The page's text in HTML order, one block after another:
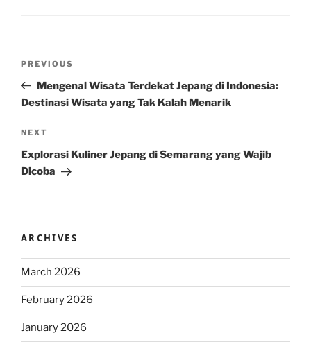
Previous
Post
PREVIOUS
Mengenal Wisata Terdekat Jepang di Indonesia:
Destinasi Wisata yang Tak Kalah Menarik
Next
Post
NEXT
Explorasi Kuliner Jepang di Semarang yang Wajib
Dicoba
ARCHIVES
March 2026
February 2026
January 2026